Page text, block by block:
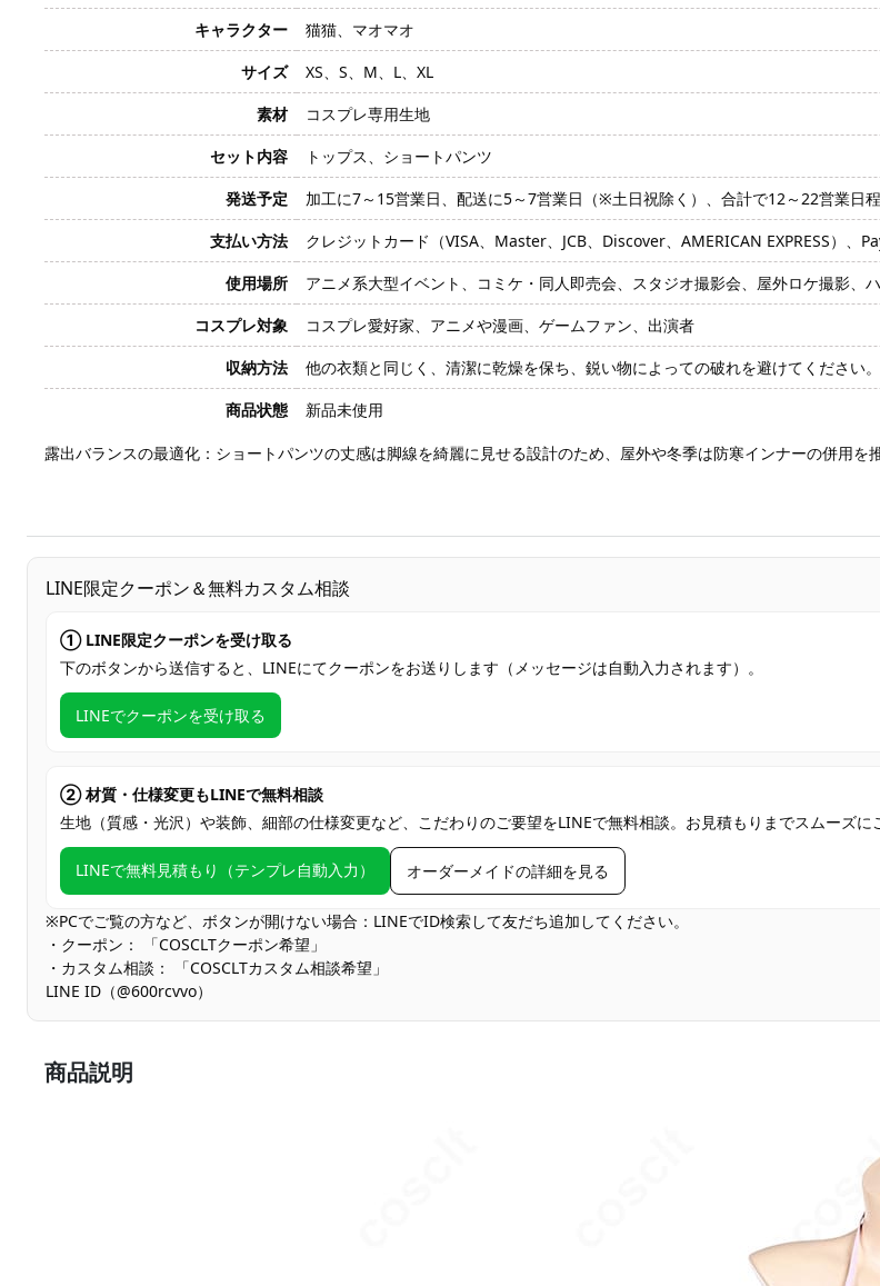
キャラクター
猫猫、マオマオ
サイズ
XS、S、M、L、XL
素材
コスプレ専用生地
セット内容
トップス、ショートパンツ
発送予定
加工に7～15営業日、配送に5～7営業日（※土日祝除く）、合計で12～22営業日
支払い方法
クレジットカード（VISA、Master、JCB、Discover、AMERICAN EXPRESS）、
使用場所
アニメ系大型イベント、コミケ・同人即売会、スタジオ撮影会、屋外ロケ撮影
コスプレ対象
コスプレ愛好家、アニメや漫画、ゲームファン、出演者
収納方法
他の衣類と同じく、清潔に乾燥を保ち、鋭い物によっての破れを避けてください。
商品状態
新品未使用
露出バランスの最適化：ショートパンツの丈感は脚線を綺麗に見せる設計のため、屋外や冬季は防寒インナーの併用を
LINE限定クーポン＆無料カスタム相談
① LINE限定クーポンを受け取る
下のボタンから送信すると、LINEにてクーポンをお送りします（メッセージは自動入力されます）。
LINEでクーポンを受け取る
② 材質・仕様変更もLINEで無料相談
生地（質感・光沢）や装飾、細部の仕様変更など、こだわりのご要望をLINEで無料相談。お見積もりまでスムーズに
LINEで無料見積もり（テンプレ自動入力） オーダーメイドの詳細を見る
※PCでご覧の方など、ボタンが開けない場合：LINEでID検索して友だち追加してください。
・クーポン： 「COSCLTクーポン希望」
・カスタム相談： 「COSCLTカスタム相談希望」
LINE ID（@600rcvvo）
商品説明